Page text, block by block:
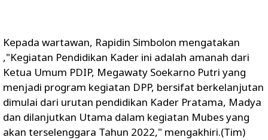
Kepada wartawan, Rapidin Simbolon mengatakan
,"Kegiatan Pendidikan Kader ini adalah amanah dari
Ketua Umum PDIP, Megawaty Soekarno Putri yang
menjadi program kegiatan DPP, bersifat berkelanjutan
dimulai dari urutan pendidikan Kader Pratama, Madya
dan dilanjutkan Utama dalam kegiatan Mubes yang
akan terselenggara Tahun 2022," mengakhiri.(Tim)